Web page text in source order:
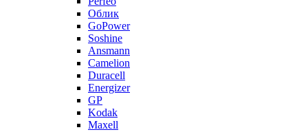
Облик
GoPower
Soshine
Ansmann
Camelion
Duracell
Energizer
GP
Kodak
Maxell